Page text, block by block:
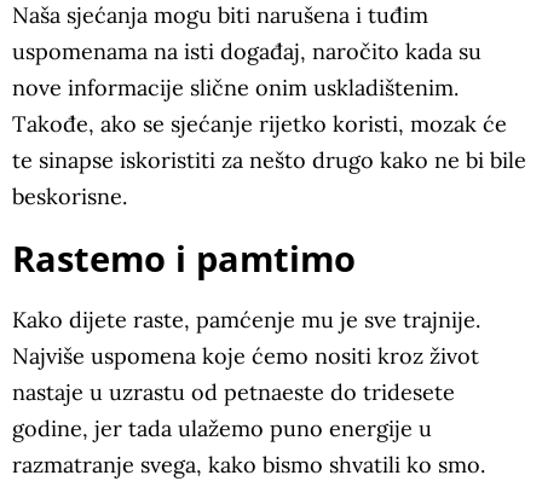
Naša sjećanja mogu biti narušena i tuđim
uspomenama na isti događaj, naročito kada su
nove informacije slične onim uskladištenim.
Takođe, ako se sjećanje rijetko koristi, mozak će
te sinapse iskoristiti za nešto drugo kako ne bi bile
beskorisne.
Rastemo i pamtimo
Kako dijete raste, pamćenje mu je sve trajnije.
Najviše uspomena koje ćemo nositi kroz život
nastaje u uzrastu od petnaeste do tridesete
godine, jer tada ulažemo puno energije u
razmatranje svega, kako bismo shvatili ko smo.